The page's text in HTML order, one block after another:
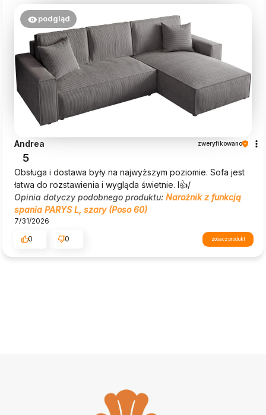
podgląd
Andrea zweryfikowano
5
Obsługa i dostawa były na najwyższym poziomie. Sofa jest
łatwa do rozstawienia i wygląda świetnie. I👍️/
Opinia dotyczy podobnego produktu: Narożnik z funkcją
spania PARYS L, szary (Poso 60)
7/31/2026
0
0 zobacz produkt